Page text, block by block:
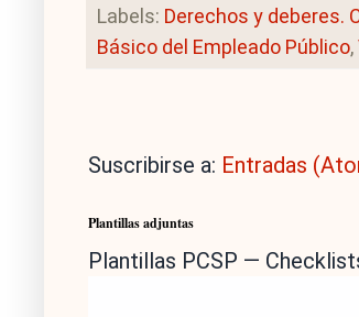
Labels: Derechos y deberes.
Básico del Empleado Público,
Suscribirse a: Entradas
Plantillas adjuntas
Plantillas PCSP —